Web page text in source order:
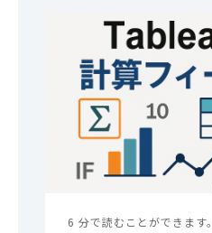
6 分で読むことができます。